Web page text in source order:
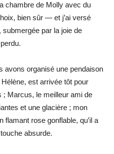
chambre de Molly avec du
bien sûr — et j’ai versé
par la joie de
avons organisé une pendaison
est arrivée tôt pour
; Marcus, le meilleur ami de
et une glacière ; mon
flamant rose gonflable, qu’il a
absurde.